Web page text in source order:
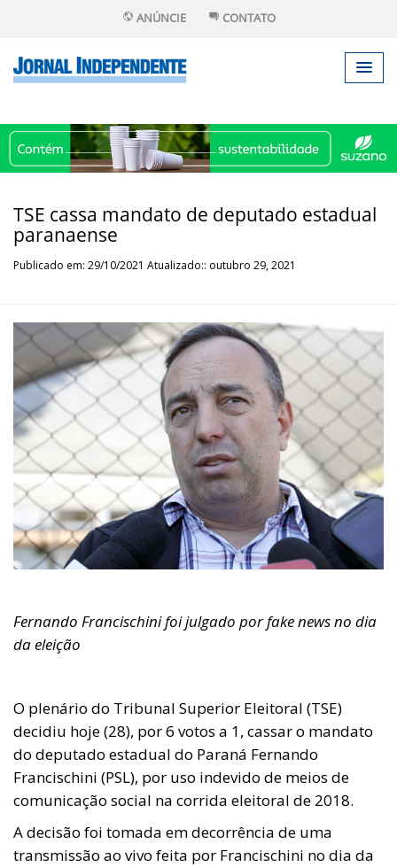
ANÚNCIE CONTATO
TSE cassa mandato de deputado estadual
paranaense
Publicado em: 29/10/2021 Atualizado:: outubro 29, 2021
Fernando Francischini foi julgado por fake news no dia
da eleição
O plenário do Tribunal Superior Eleitoral (TSE)
decidiu hoje (28), por 6 votos a 1, cassar o mandato
do deputado estadual do Paraná Fernando
Francischini (PSL), por uso indevido de meios de
comunicação social na corrida eleitoral de 2018.
A decisão foi tomada em decorrência de uma
transmissão ao vivo feita por Francischini no dia da